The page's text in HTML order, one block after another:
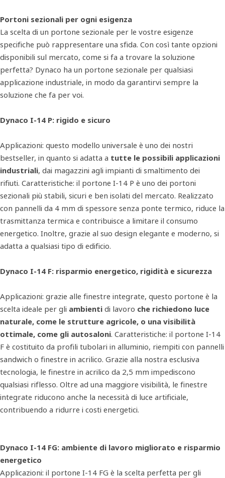
Portoni sezionali per ogni esigenza
La scelta di un portone sezionale per le vostre esigenze
specifiche può rappresentare una sfida. Con così tante opzioni
disponibili sul mercato, come si fa a trovare la soluzione
perfetta? Dynaco ha un portone sezionale per qualsiasi
applicazione industriale, in modo da garantirvi sempre la
soluzione che fa per voi.
Dynaco I-14 P: rigido e sicuro
Applicazioni: questo modello universale è uno dei nostri
bestseller, in quanto si adatta a tutte le possibili applicazioni
industriali, dai magazzini agli impianti di smaltimento dei
rifiuti. Caratteristiche: il portone I-14 P è uno dei portoni
sezionali più stabili, sicuri e ben isolati del mercato. Realizzato
con pannelli da 4 mm di spessore senza ponte termico, riduce la
trasmittanza termica e contribuisce a limitare il consumo
energetico. Inoltre, grazie al suo design elegante e moderno, si
adatta a qualsiasi tipo di edificio.
Dynaco I-14 F: risparmio energetico, rigidità e sicurezza
Applicazioni: grazie alle finestre integrate, questo portone è la
scelta ideale per gli ambienti di lavoro che richiedono luce
naturale, come le strutture agricole, o una visibilità
ottimale, come gli autosaloni. Caratteristiche: il portone I-14
F è costituito da profili tubolari in alluminio, riempiti con pannelli
sandwich o finestre in acrilico. Grazie alla nostra esclusiva
tecnologia, le finestre in acrilico da 2,5 mm impediscono
qualsiasi riflesso. Oltre ad una maggiore visibilità, le finestre
integrate riducono anche la necessità di luce artificiale,
contribuendo a ridurre i costi energetici.
Dynaco I-14 FG: ambiente di lavoro migliorato e risparmio
energetico
Applicazioni: il portone I-14 FG è la scelta perfetta per gli